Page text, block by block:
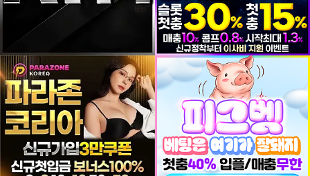
등록일 등록일